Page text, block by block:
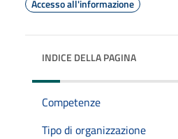
Accesso all'informazione
INDICE DELLA PAGINA
Competenze
Tipo di organizzazione